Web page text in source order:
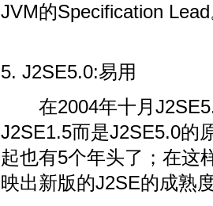
JVM的Specification
5. J2SE5.0:易用
在2004年十月
J2SE1.5而是J2SE5.0的
起也有5个年头了；在这
映出新版的J2SE的成熟